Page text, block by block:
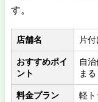
す。
店舗名 片
おすすめポイ
ント
自
まる
料金プラン 軽ト